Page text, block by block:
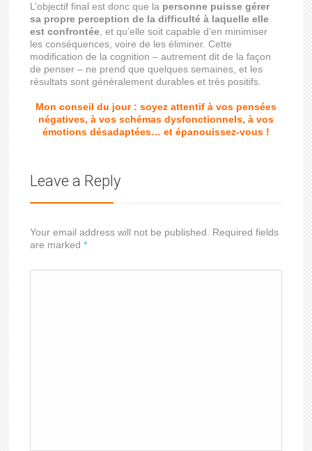
L’objectif final est donc que la personne puisse gérer
sa propre perception de la difficulté à laquelle elle
est confrontée , et qu’elle soit capable d’en minimiser
les conséquences, voire de les éliminer. Cette
modification de la cognition – autrement dit de la façon
de penser – ne prend que quelques semaines, et les
résultats sont généralement durables et très positifs.
Mon conseil du jour : soyez attentif à vos pensées
négatives, à vos schémas dysfonctionnels, à vos
émotions désadaptées… et épanouissez-vous !
Leave a Reply
Your email address will not be published. Required fields
are marked*